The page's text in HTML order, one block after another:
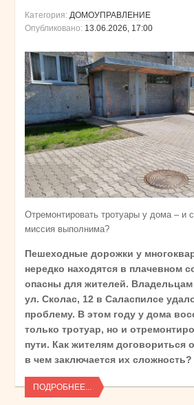
Категория: ДОМОУПРАВЛЕНИЕ
Опубликовано: 13.06.2026, 17:00
Отремонтировать тротуары у дома – и
миссия выполнима?
Пешеходные дорожки у
нередко находятся в плачевном
опасны для жителей.
ул. Сколас, 12 в Саласпилсе
проблему. В этом году у дома
только тротуар, но и
пути. Как жителям договориться
в чем заключается их
ПОДРОБНЕЕ...